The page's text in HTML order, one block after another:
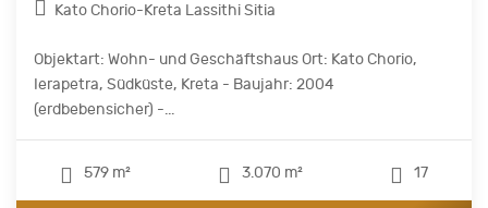
Kato Chorio-Kreta Lassithi Sitia
Objektart: Wohn- und Geschäftshaus Ort: Kato Chorio,
Ierapetra, Südküste, Kreta - Baujahr: 2004
(erdbebensicher) -...
579 m² 3.070 m² 17